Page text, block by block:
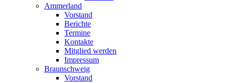
Ammerland
Vorstand
Berichte
Termine
Kontakte
Mitglied werden
Impressum
Braunschweig
Vorstand